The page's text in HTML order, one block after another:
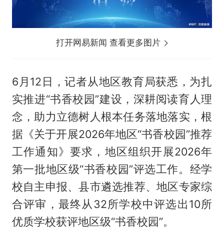
打开网易新闻 查看更多图片
6月12日，记者从地区教育局获悉，为扎
实推进“书香校园”建设，深耕阅读育人理
念，助力立德树人根本任务落地落实，根
据《关于开展2026年地区“书香校园”推荐
工作通知》要求，地区组织开展2026年
第一批地区级“书香校园”评选工作。经学
校自主申报、县市遴选推荐、地区专家综
合评审，最终从32所学校中评选出10所
优质学校获评地区级“书香校园”。